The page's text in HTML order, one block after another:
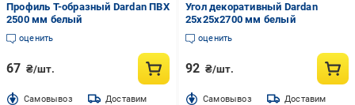
Профиль Т-образный Dardan ПВХ
2500 мм белый
оценить
67 ₴/шт.
Cамовывоз Доставим
Угол декоративный Dardan
25х25х2700 мм белый
оценить
92 ₴/шт.
Cамовывоз Доставим